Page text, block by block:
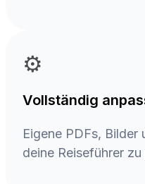
⚙️
Vollständig
Eigene PDFs, Bilder
deine Reiseführer